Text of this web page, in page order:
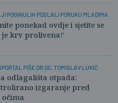
POGINULIH POSLALI PORUKU MLADIMA
ponekad ovdje i sjetite se
je krv prolivena!'
PIŠE DR.SC. TOMISLAV LUKIĆ
odlagališta otpada:
izgaranje pred